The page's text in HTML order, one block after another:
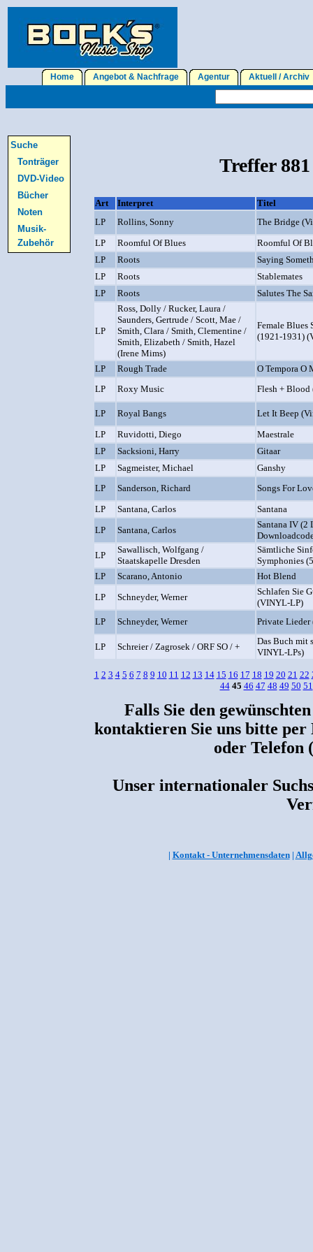
Home Angebot & Nachfrage Agentur Aktuell / Archiv
Suche
Tonträger
DVD-Video
Bücher
Noten
Musik-
Zubehör
Treffer
Art Interpret
Titel
LP
Rollins, Sonny
The Bridge
LP
Roomful Of Blues
Roomful Of
LP
Roots
Saying
LP
Roots
Stablemates
LP
Roots Salutes The
LP
Ross, Dolly / Rucker, Laura /
Saunders, Gertrude / Scott, Mae /
Smith, Clara / Smith, Clementine /
Smith, Elizabeth / Smith, Hazel
(Irene Mims)
Female Blues
(1921-1931)
LP Rough Trade
O Tempora O
LP
Roxy Music Flesh +
LP Royal Bangs
Let It Beep
LP
Ruvidotti, Diego
Maestrale
LP
Sacksioni, Harry
Gitaar
LP
Sagmeister, Michael
Ganshy
LP
Sanderson, Richard
Songs For
LP
Santana, Carlos
Santana
LP
Santana, Carlos
Santana IV (2
LP
Sawallisch, Wolfgang /
Staatskapelle Dresden
Sämtliche
Symphonies
LP
Scarano, Antonio
Hot Blend
LP
Schneyder, Werner
Schlafen Sie
(VINYL-LP)
LP
Schneyder, Werner Private
LP Schreier / Zagrosek / ORF SO / +
Das Buch mit
VINYL-LPs)
1 2 3 4 5 6 7 8 9 10 11 12 13 14 15 16 17 18 19 20 21 22
44 45 46 47 48 49 50 51
Falls Sie den
kontaktieren Sie uns bitte per
oder Telefon
Unser internationaler
| Kontakt - Unternehmensdaten|